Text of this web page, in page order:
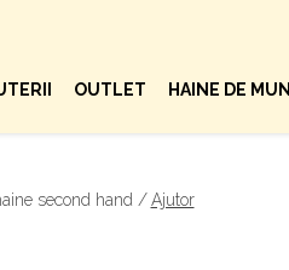
OUTLET HAINE DE
second hand / Ajutor